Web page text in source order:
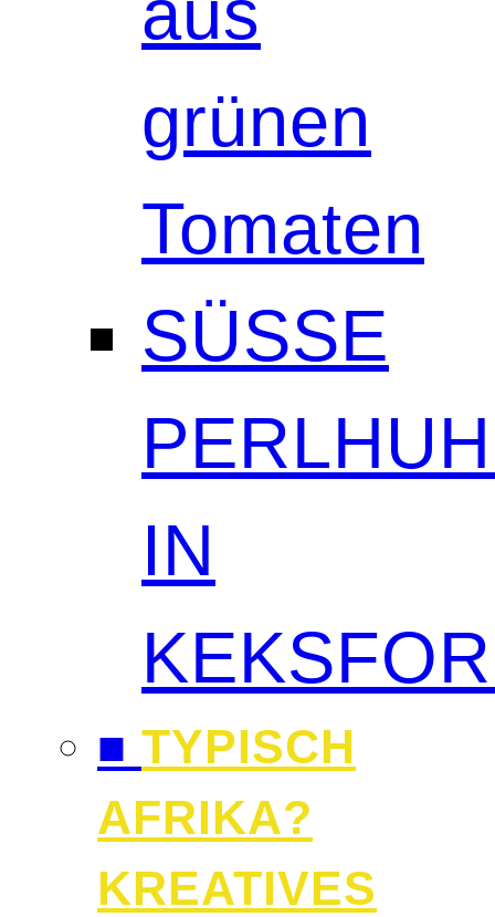
grünen
Tomaten
SÜSSE
IN
■ TYPISCH
AFRIKA?
KREATIVES